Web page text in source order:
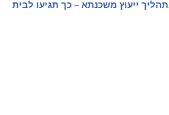
ייעוץ משכנתא – כך תגיעו לבית